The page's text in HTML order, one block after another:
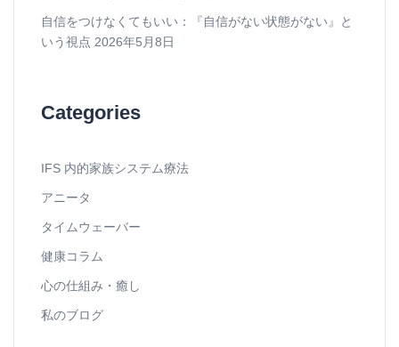
自信をつけなくてもいい：『自信がない状態がない』と
いう視点 2026年5月8日
Categories
IFS 内的家族システム療法
アニータ
タイムウェーバー
健康コラム
心の仕組み・癒し
私のブログ